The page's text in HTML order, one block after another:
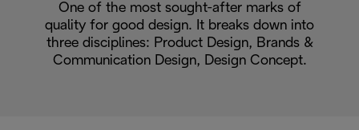
One of the most sought-after marks of
quality for good design. It breaks down into
three disciplines: Product Design, Brands &
Communication Design, Design Concept.